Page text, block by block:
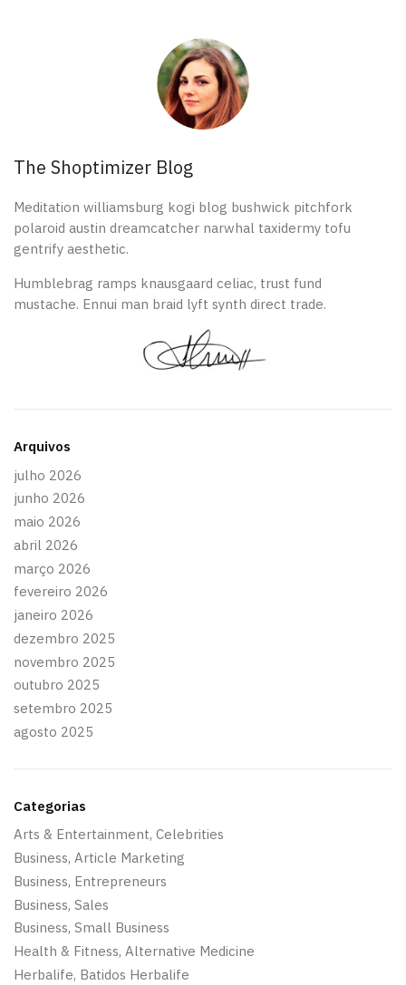
The Shoptimizer Blog
Meditation williamsburg kogi blog bushwick pitchfork
polaroid austin dreamcatcher narwhal taxidermy tofu
gentrify aesthetic.
Humblebrag ramps knausgaard celiac, trust fund
mustache. Ennui man braid lyft synth direct trade.
Arquivos
julho 2026
junho 2026
maio 2026
abril 2026
março 2026
fevereiro 2026
janeiro 2026
dezembro 2025
novembro 2025
outubro 2025
setembro 2025
agosto 2025
Categorias
Arts & Entertainment, Celebrities
Business, Article Marketing
Business, Entrepreneurs
Business, Sales
Business, Small Business
Health & Fitness, Alternative Medicine
Herbalife, Batidos Herbalife